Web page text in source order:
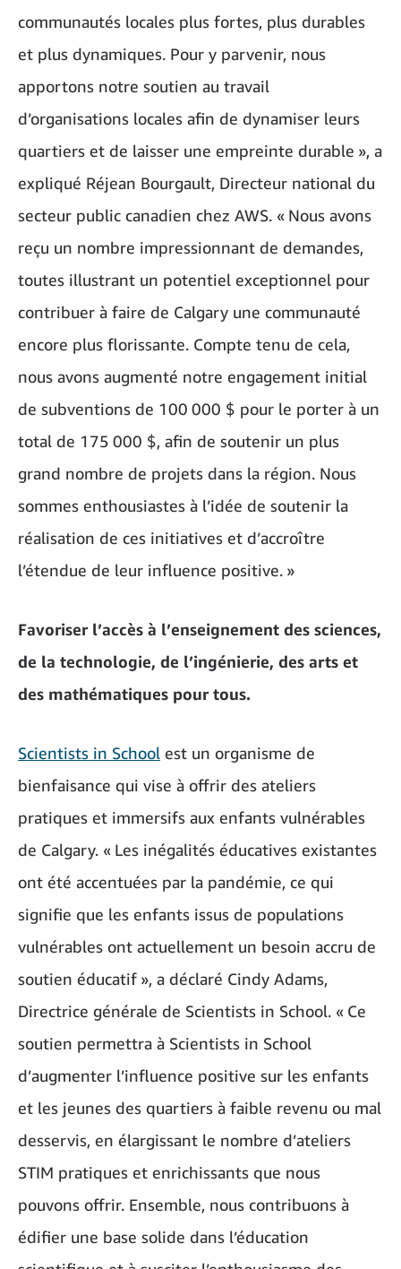
communautés locales plus fortes, plus durables
et plus dynamiques. Pour y parvenir, nous
apportons notre soutien au travail
d’organisations locales afin de dynamiser leurs
quartiers et de laisser une empreinte durable », a
expliqué Réjean Bourgault, Directeur national du
secteur public canadien chez AWS. « Nous avons
reçu un nombre impressionnant de demandes,
toutes illustrant un potentiel exceptionnel pour
contribuer à faire de Calgary une communauté
encore plus florissante. Compte tenu de cela,
nous avons augmenté notre engagement initial
de subventions de 100 000 $ pour le porter à un
total de 175 000 $, afin de soutenir un plus
grand nombre de projets dans la région. Nous
sommes enthousiastes à l’idée de soutenir la
réalisation de ces initiatives et d’accroître
l’étendue de leur influence positive. »
Favoriser l’accès à l’enseignement des sciences,
de la technologie, de l’ingénierie, des arts et
des mathématiques pour tous.
Scientists in School est un organisme de
bienfaisance qui vise à offrir des ateliers
pratiques et immersifs aux enfants vulnérables
de Calgary. « Les inégalités éducatives existantes
ont été accentuées par la pandémie, ce qui
signifie que les enfants issus de populations
vulnérables ont actuellement un besoin accru de
soutien éducatif », a déclaré Cindy Adams,
Directrice générale de Scientists in School. « Ce
soutien permettra à Scientists in School
d’augmenter l’influence positive sur les enfants
et les jeunes des quartiers à faible revenu ou mal
desservis, en élargissant le nombre d’ateliers
STIM pratiques et enrichissants que nous
pouvons offrir. Ensemble, nous contribuons à
édifier une base solide dans l’éducation